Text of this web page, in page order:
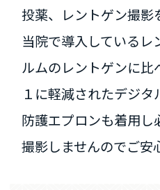
投薬、レントゲン撮影
当院で導入しているレ
ルムのレントゲンに
１に軽減されたデジタ
防護エプロンも着用
撮影しませんのでご安